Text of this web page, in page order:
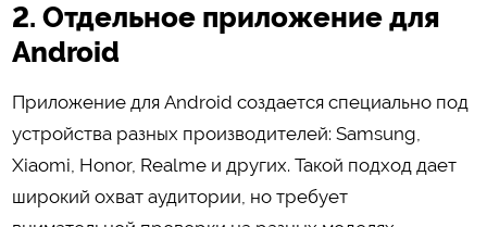
2. Отдельное приложение для
Android
Приложение для Android создается специально под
устройства разных производителей: Samsung,
Xiaomi, Honor, Realme и других. Такой подход дает
широкий охват аудитории, но требует